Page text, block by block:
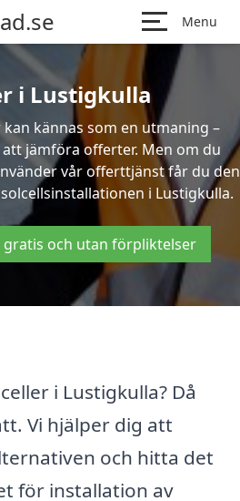
Menu
i Lustigkulla
kännas som en utmaning –
jämföra offerter. Men om du
vår offerttjänst får du den
i Lustigkulla.
gratis och utan förpliktelser
i Lustigkulla? Då
Vi hjälper dig att
och hitta det
för installation av